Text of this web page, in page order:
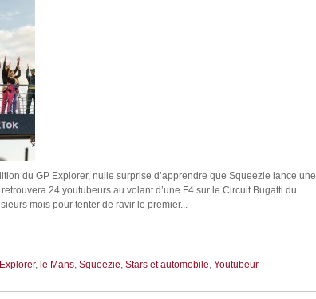
du GP Explorer, nulle surprise d’apprendre que Squeezie lance une
24 youtubeurs au volant d’une F4 sur le Circuit Bugatti du
mois pour tenter de ravir le premier...
, le Mans, Squeezie, Stars et automobile, Youtubeur